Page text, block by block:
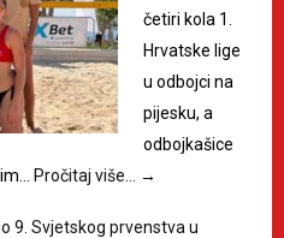
četiri kola 1.
Hrvatske lige
u odbojci na
pijesku, a
odbojkašice
Pročitaj više… →
9. Svjetskog prvenstva u